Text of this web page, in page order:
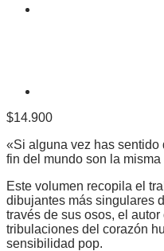
$14.900
«Si alguna vez has sentido
fin del mundo son la
Este volumen recopila el
dibujantes más singulares
través de sus osos, el
tribulaciones del corazón
sensibilidad pop.